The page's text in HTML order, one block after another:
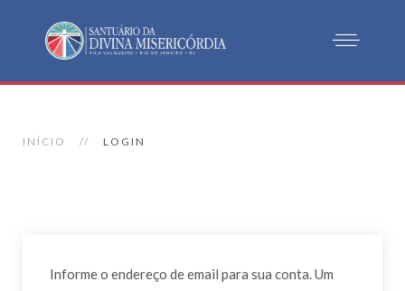
INÍCIO LOGIN
Informe o endereço de email para sua conta. Um